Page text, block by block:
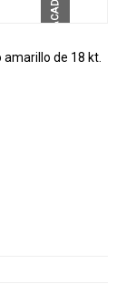
DESTACADO
de 18 kt.